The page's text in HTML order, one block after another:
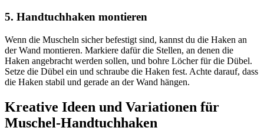
5. Handtuchhaken montieren
Wenn die Muscheln sicher befestigt sind, kannst du die Haken an
der Wand montieren. Markiere dafür die Stellen, an denen die
Haken angebracht werden sollen, und bohre Löcher für die Dübel.
Setze die Dübel ein und schraube die Haken fest. Achte darauf, dass
die Haken stabil und gerade an der Wand hängen.
Kreative Ideen und Variationen für
Muschel-Handtuchhaken